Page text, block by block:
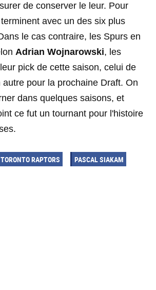
de conserver le leur. Pour
avec un des six plus
le cas contraire, les Spurs en
Adrian Wojnarowski, les
pick de cette saison, celui de
autre pour la prochaine Draft. On
dans quelques saisons, et
ce fut un tournant pour l'histoire
TORONTO RAPTORS PASCAL SIAKAM